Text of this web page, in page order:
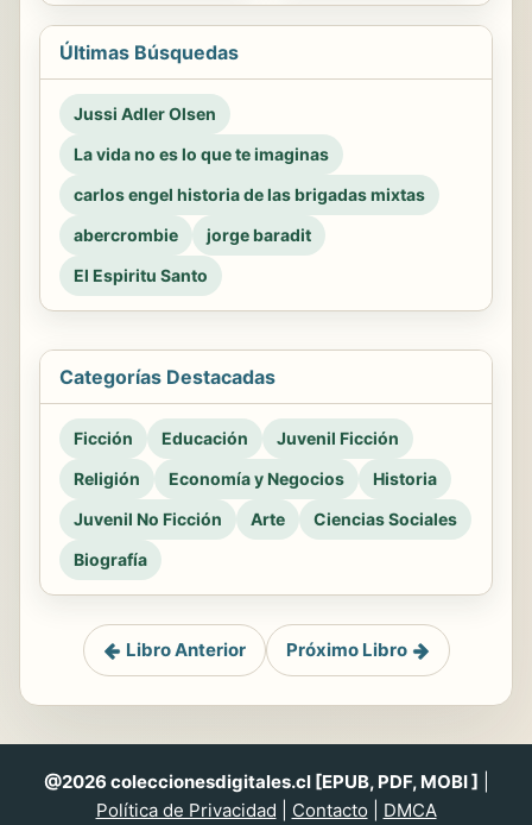
Últimas Búsquedas
Jussi Adler Olsen
La vida no es lo que te imaginas
carlos engel historia de las brigadas mixtas
abercrombie
jorge baradit
El Espiritu Santo
Categorías Destacadas
Ficción Educación
Juvenil Ficción
Religión
Economía y Negocios
Historia
Juvenil No Ficción
Arte
Ciencias Sociales
Biografía
Libro Anterior Próximo Libro
@2026 coleccionesdigitales.cl [EPUB, PDF, MOBI ]
Política de Privacidad
Contacto DMCA